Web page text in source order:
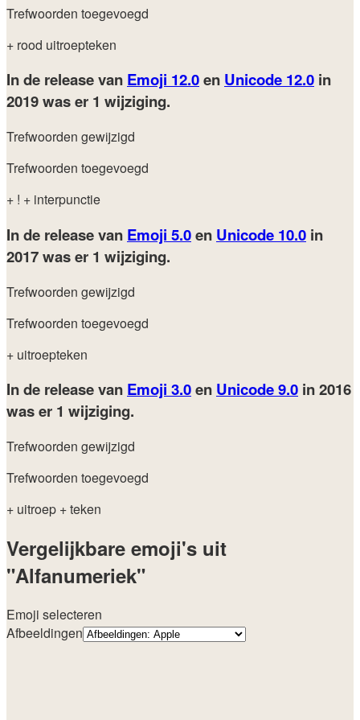
Trefwoorden toegevoegd
+ rood uitroepteken
In de release van Emoji 12.0en Unicode 12.0 in
2019was er 1 wijziging.
Trefwoorden gewijzigd
Trefwoorden toegevoegd
+ ! + interpunctie
In de release van Emoji 5.0en Unicode 10.0 in
2017was er 1 wijziging.
Trefwoorden gewijzigd
Trefwoorden toegevoegd
+ uitroepteken
In de release van Emoji 3.0en Unicode 9.0 in 2016
was er 1 wijziging.
Trefwoorden gewijzigd
Trefwoorden toegevoegd
+ uitroep + teken
Vergelijkbare emoji's uit
"Alfanumeriek"
Emoji selecteren
Afbeeldingen